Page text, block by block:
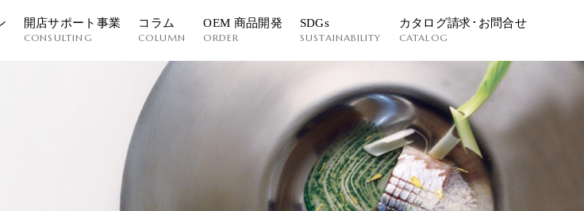
開店サポート事業
CONSULTING
コラム
COLUMN
OEM 商品開発
ORDER
SDGs
SUSTAINABILITY
カタログ請求･お問合せ
CATALOG